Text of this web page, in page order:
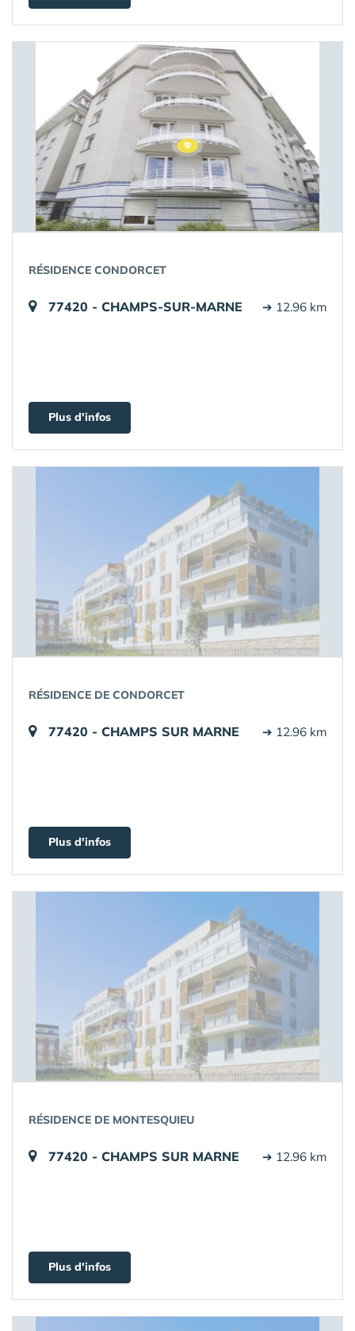
RÉSIDENCE CONDORCET
77420 - CHAMPS-SUR-MARNE ➔ 12.96 km
Plus d'infos
RÉSIDENCE DE CONDORCET
77420 - CHAMPS SUR MARNE ➔ 12.96 km
Plus d'infos
RÉSIDENCE DE MONTESQUIEU
77420 - CHAMPS SUR MARNE ➔ 12.96 km
Plus d'infos